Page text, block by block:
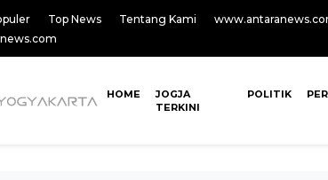
Top News Tentang Kami
HOME
JOGJA
TERKINI
POLITIK